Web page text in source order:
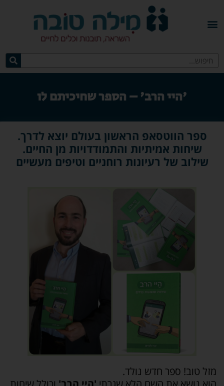
'היי הרב' – הספר שחיכיתם לו
ספר הווטסאפ הראשון בעולם יוצא לדרך.
שיחות אמיתיות והתמודדויות מן החיים.
שילוב של רעיונות רוחניים וטיפים מעשיים
מזל טוב! ספר חדש נולד.